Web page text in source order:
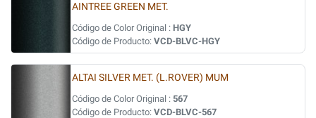
AINTREE GREEN MET.
Código de Color Original : HGY
Código de Producto: VCD-BLVC-HGY
ALTAI SILVER MET. (L.ROVER) MUM
Código de Color Original : 567
Código de Producto: VCD-BLVC-567